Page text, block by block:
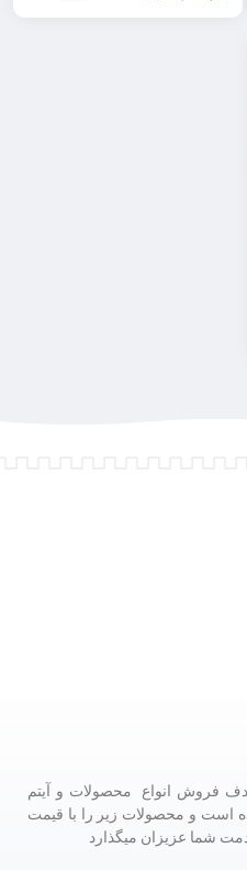
فروش انواع محصولات و آیتم
است و محصولات زیر را با قیمت
شما عزیزان میگذارد